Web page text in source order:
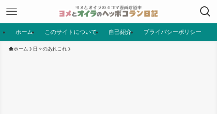
ホーム このサイトについて 自己紹介 プライバシーポリシー
ホーム 日々のあれこれ